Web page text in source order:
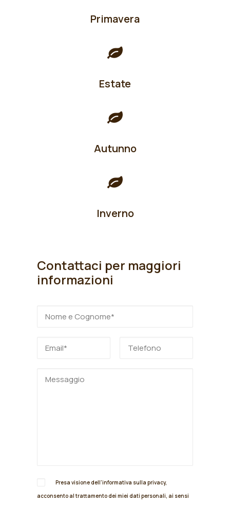
Primavera
Estate
Autunno
Inverno
Contattaci per maggiori
informazioni
Presa visione dell'informativa sulla privacy,
acconsento al trattamento dei miei dati personali, ai sensi